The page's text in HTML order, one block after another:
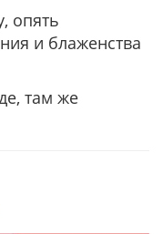
опять
и блаженства
там же